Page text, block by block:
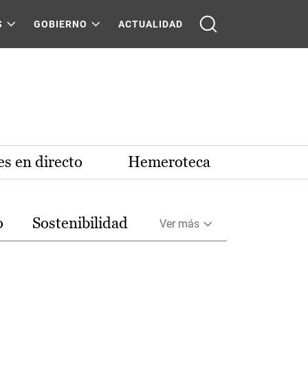
GOBIERNO ACTUALIDAD
en directo Hemeroteca
Sostenibilidad Ver más